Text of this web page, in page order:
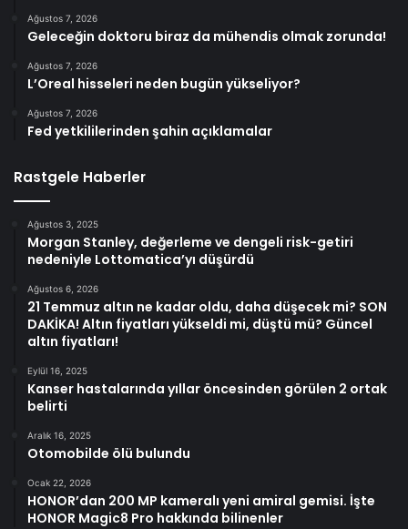
Ağustos 7, 2026
Geleceğin doktoru biraz da mühendis olmak zorunda!
Ağustos 7, 2026
L’Oreal hisseleri neden bugün yükseliyor?
Ağustos 7, 2026
Fed yetkililerinden şahin açıklamalar
Rastgele Haberler
Ağustos 3, 2025
Morgan Stanley, değerleme ve dengeli risk-getiri
nedeniyle Lottomatica’yı düşürdü
Ağustos 6, 2026
21 Temmuz altın ne kadar oldu, daha düşecek mi? SON
DAKİKA! Altın fiyatları yükseldi mi, düştü mü? Güncel
altın fiyatları!
Eylül 16, 2025
Kanser hastalarında yıllar öncesinden görülen 2 ortak
belirti
Aralık 16, 2025
Otomobilde ölü bulundu
Ocak 22, 2026
HONOR’dan 200 MP kameralı yeni amiral gemisi. İşte
HONOR Magic8 Pro hakkında bilinenler